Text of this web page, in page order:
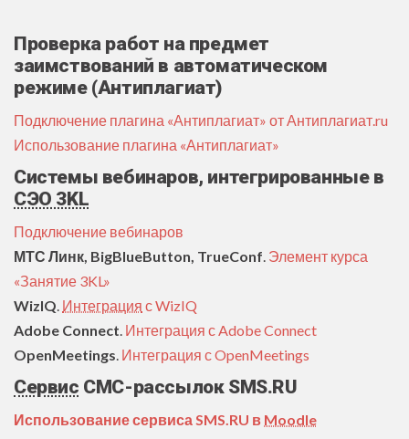
Проверка работ на предмет
заимствований в автоматическом
режиме (Антиплагиат)
Подключение плагина «Антиплагиат» от Антиплагиат.ru
Использование плагина «Антиплагиат»
Системы вебинаров, интегрированные в
СЭО 3KL
Подключение вебинаров
МТС Линк, BigBlueButton, TrueConf. Элемент курса
«Занятие 3KL»
WizIQ. Интеграция с WizIQ
Adobe Connect. Интеграция с Adobe Connect
OpenMeetings. Интеграция с OpenMeetings
Сервис СМС-рассылок SMS.RU
Использование сервиса SMS.RU в Moodle